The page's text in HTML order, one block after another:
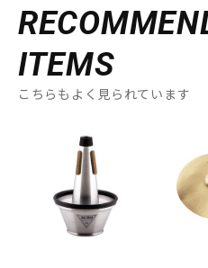
ITEMS
こちらもよく見られています